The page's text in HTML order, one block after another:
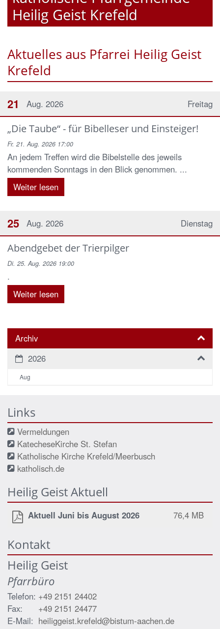
Heilig Geist Krefeld
Aktuelles aus Pfarrei Heilig Geist
Krefeld
Freitag
21 Aug. 2026
„Die Taube“ - für Bibelleser und Einsteiger!
Fr. 21. Aug. 2026 17:00
An jedem Treffen wird die Bibelstelle des jeweils
kommenden Sonntags in den Blick genommen. ...
Weiter lesen
Dienstag
25 Aug. 2026
Abendgebet der Trierpilger
Di. 25. Aug. 2026 19:00
.
Weiter lesen
Archiv
2026
Aug
Links
Vermeldungen
KatecheseKirche St. Stefan
Katholische Kirche Krefeld/Meerbusch
katholisch.de
Heilig Geist Aktuell
Aktuell Juni bis August 2026 76,4 MB
Kontakt
Heilig Geist
Pfarrbüro
Telefon: +49 2151 24402
Fax:
+49 2151 24477
E-Mail: heiliggeist.krefeld@bistum-aachen.de